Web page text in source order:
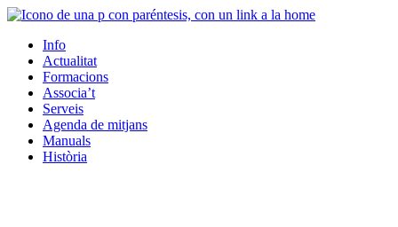
Info
Actualitat
Formacions
Associa’t
Serveis
Agenda de mitjans
Manuals
Història